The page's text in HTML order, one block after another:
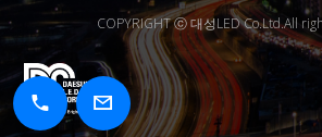
COPYRIGHT ⓒ 대성LED Co.Ltd.All